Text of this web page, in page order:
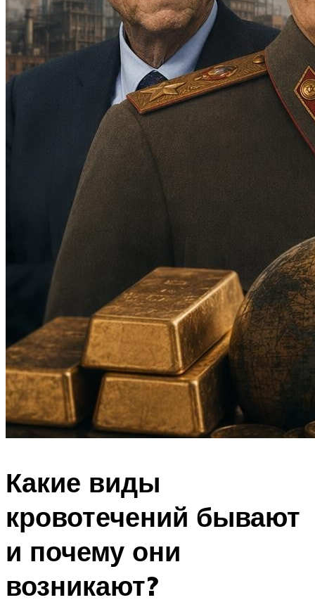
Какие виды
кровотечений бывают
и почему они
возникают?